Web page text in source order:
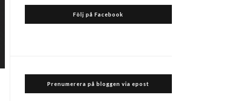
Följ på Facebook
Prenumerera på bloggen via epost